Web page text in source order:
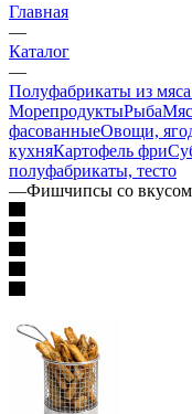
Главная
—
Каталог
—
Полуфабрикаты из
МорепродуктыРыба
фасованныеОвощи,
кухняКартофель фри
полуфабрикаты, тесто
—Фишчипсы со